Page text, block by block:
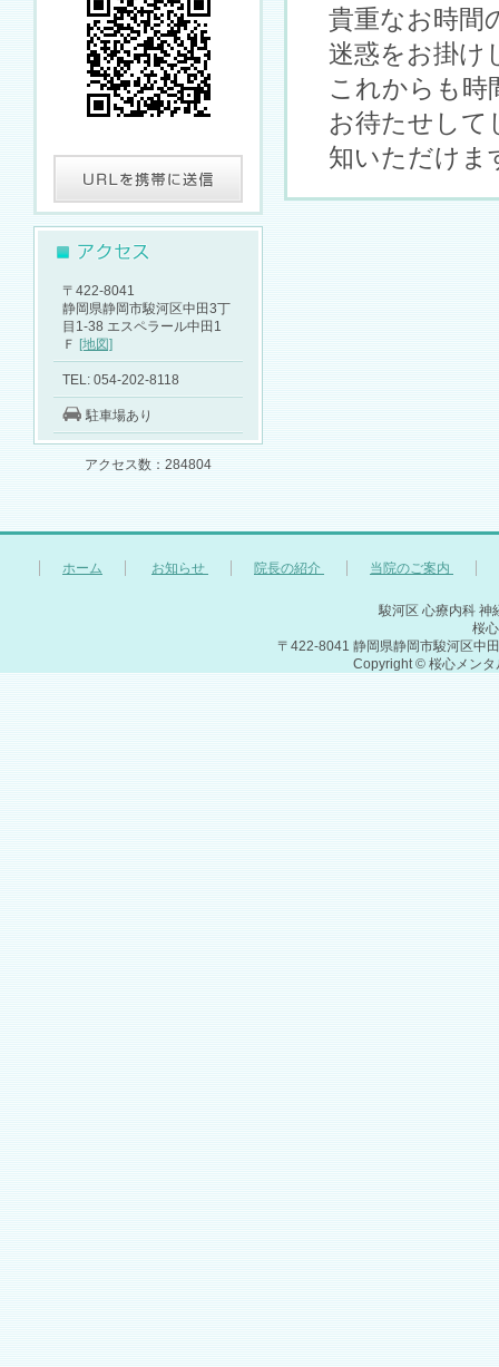
貴重なお時間
迷惑をお掛け
これからも時
お待たせして
知いただけま
〒422-8041
静岡県静岡市駿河区中田3丁
目1-38 エスペラール中田1
Ｆ [地図]
TEL: 054-202-8118
駐車場あり
アクセス数：284804
ホーム お知らせ 院長の紹介 当院のご案内
駿河区 心療内科 神
桜
〒422-8041 静岡県静岡市駿河区中
Copyright © 桜心メンタ